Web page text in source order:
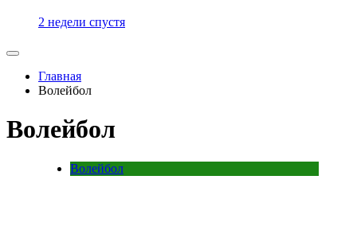
2 недели спустя
Главная
Волейбол
Волейбол
Волейбол